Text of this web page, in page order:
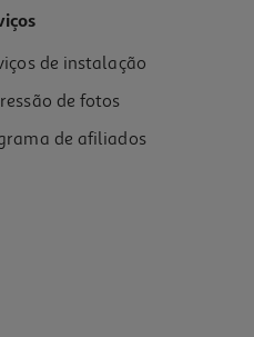
de instalação
de fotos
de afiliados